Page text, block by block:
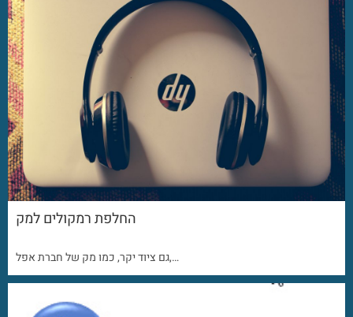
החלפת רמקולים למק
גם ציוד יקר, כמו מק של חברת אפל,…